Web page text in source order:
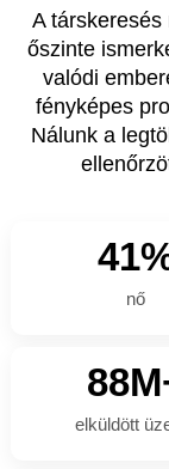
A
őszinte
valódi
fényképes
Nálunk a
nő
elküldött